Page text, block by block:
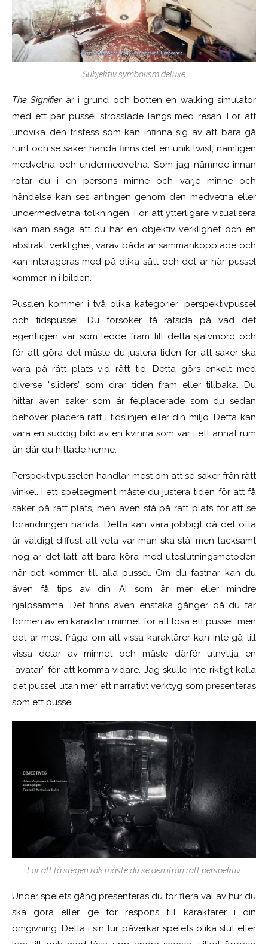
Subjektiv symbolism deluxe
The Signifierär i grund och botten en walking simulator
med ett par pussel strösslade längs med resan. För att
undvika den tristess som kan infinna sig av att bara gå
runt och se saker hända finns det en unik twist, nämligen
medvetna och undermedvetna. Som jag nämnde innan
rotar du i en persons minne och varje minne och
händelse kan ses antingen genom den medvetna eller
undermedvetna tolkningen. För att ytterligare visualisera
kan man säga att du har en objektiv verklighet och en
abstrakt verklighet, varav båda är sammankopplade och
kan interageras med på olika sätt och det är här pussel
kommer in i bilden.
Pusslen kommer i två olika kategorier: perspektivpussel
och tidspussel. Du försöker få rätsida på vad det
egentligen var som ledde fram till detta självmord och
för att göra det måste du justera tiden för att saker ska
vara på rätt plats vid rätt tid. Detta görs enkelt med
diverse ”sliders” som drar tiden fram eller tillbaka. Du
hittar även saker som är felplacerade som du sedan
behöver placera rätt i tidslinjen eller din miljö. Detta kan
vara en suddig bild av en kvinna som var i ett annat rum
än där du hittade henne.
Perspektivpusselen handlar mest om att se saker från rätt
vinkel. I ett spelsegment måste du justera tiden för att få
saker på rätt plats, men även stå på rätt plats för att se
förändringen hända. Detta kan vara jobbigt då det ofta
är väldigt diffust att veta var man ska stå, men tacksamt
nog är det lätt att bara köra med uteslutningsmetoden
när det kommer till alla pussel. Om du fastnar kan du
även få tips av din AI som är mer eller mindre
hjälpsamma. Det finns även enstaka gånger då du tar
formen av en karaktär i minnet för att lösa ett pussel, men
det är mest fråga om att vissa karaktärer kan inte gå till
vissa delar av minnet och måste därför utnyttja en
”avatar” för att komma vidare. Jag skulle inte riktigt kalla
det pussel utan mer ett narrativt verktyg som presenteras
som ett pussel.
För att få stegen rak måste du se den ifrån rätt perspektiv.
Under spelets gång presenteras du för flera val av hur du
ska göra eller ge för respons till karaktärer i din
omgivning. Detta i sin tur påverkar spelets olika slut eller